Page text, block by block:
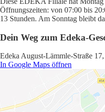
Öffnungszeiten: von 07:00 bis
13 Stunden. Am Sonntag bleibt
Dein Weg zum Edeka-
Edeka August-Lämmle-Straße
In Google Maps öffnen